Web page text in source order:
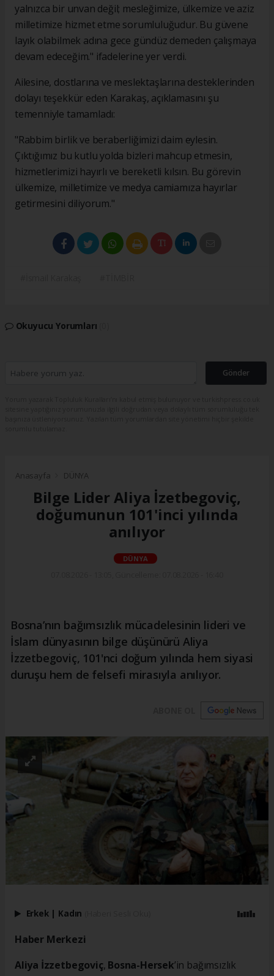
yalnızca bir unvan değil; mesleğimize, ülkemize ve aziz
milletimize hizmet etme sorumluluğudur. Bu güvene
layık olabilmek adına gece gündüz demeden çalışmaya
devam edeceğim." ifadelerine yer verdi.
Ailesine, dostlarına ve meslektaşlarına desteklerinden
dolayı teşekkür eden Karakaş, açıklamasını şu
temenniyle tamamladı:
"Rabbim birlik ve beraberliğimizi daim eylesin.
Çıktığımız bu kutlu yolda bizleri mahcup etmesin,
hizmetlerimizi hayırlı ve bereketli kılsın. Bu görevin
ülkemize, milletimize ve medya camiamıza hayırlar
getirmesini diliyorum."
Okuyucu Yorumları
Gönder
Anasayfa DÜNYA
Bilge Lider Aliya İzetbegoviç,
doğumunun 101'inci yılında
anılıyor
DÜNYA
Bosna’nın bağımsızlık mücadelesinin lideri ve
İslam dünyasının bilge düşünürü Aliya
İzzetbegoviç, 101'nci doğum yılında hem siyasi
duruşu hem de felsefi mirasıyla anılıyor.
Erkek | Kadın
Haber Merkezi
Aliya İzzetbegoviç, Bosna-Hersek’in bağımsızlık